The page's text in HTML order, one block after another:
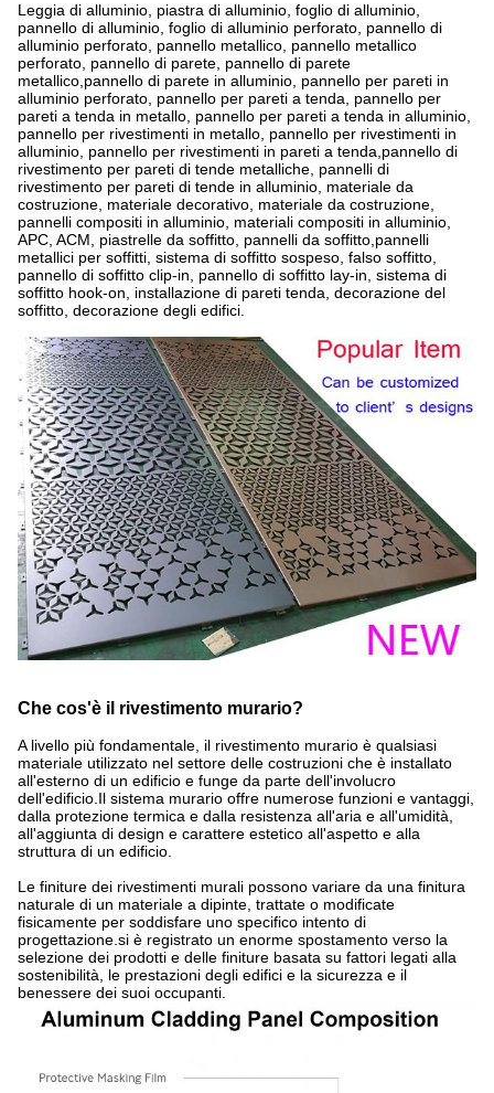
Leggia di alluminio, piastra di alluminio, foglio di alluminio,
pannello di alluminio, foglio di alluminio perforato, pannello di
alluminio perforato, pannello metallico, pannello metallico
perforato, pannello di parete, pannello di parete
metallico,pannello di parete in alluminio, pannello per pareti in
alluminio perforato, pannello per pareti a tenda, pannello per
pareti a tenda in metallo, pannello per pareti a tenda in alluminio,
pannello per rivestimenti in metallo, pannello per rivestimenti in
alluminio, pannello per rivestimenti in pareti a tenda,pannello di
rivestimento per pareti di tende metalliche, pannelli di
rivestimento per pareti di tende in alluminio, materiale da
costruzione, materiale decorativo, materiale da costruzione,
pannelli compositi in alluminio, materiali compositi in alluminio,
APC, ACM, piastrelle da soffitto, pannelli da soffitto,pannelli
metallici per soffitti, sistema di soffitto sospeso, falso soffitto,
pannello di soffitto clip-in, pannello di soffitto lay-in, sistema di
soffitto hook-on, installazione di pareti tenda, decorazione del
soffitto, decorazione degli edifici.
Che cos'è il rivestimento murario?
A livello più fondamentale, il rivestimento murario è qualsiasi
materiale utilizzato nel settore delle costruzioni che è installato
all'esterno di un edificio e funge da parte dell'involucro
dell'edificio.Il sistema murario offre numerose funzioni e vantaggi,
dalla protezione termica e dalla resistenza all'aria e all'umidità,
all'aggiunta di design e carattere estetico all'aspetto e alla
struttura di un edificio.
Le finiture dei rivestimenti murali possono variare da una finitura
naturale di un materiale a dipinte, trattate o modificate
fisicamente per soddisfare uno specifico intento di
progettazione.si è registrato un enorme spostamento verso la
selezione dei prodotti e delle finiture basata su fattori legati alla
sostenibilità, le prestazioni degli edifici e la sicurezza e il
benessere dei suoi occupanti.